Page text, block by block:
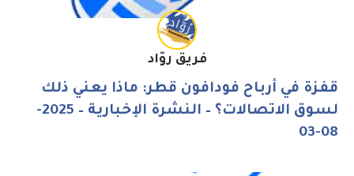
فريق روّاد
قفزة في أرباح فودافون قطر: ماذا يعني ذلك
لسوق الاتصالات؟ – النشرة الإخبارية – 2025-
08-03